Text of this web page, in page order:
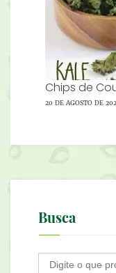
Chips de
20 DE AGOSTO DE
Busca